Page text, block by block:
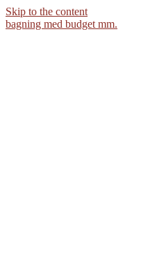
Skip to the content
bagning med budget mm.